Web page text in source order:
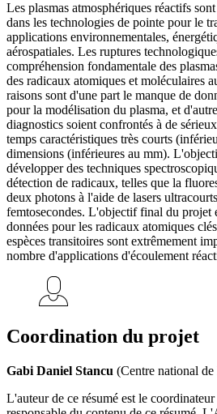
Les plasmas atmosphériques réactifs
dans les technologies de pointe pour le
applications environnementales,
aérospatiales. Les ruptures
compréhension fondamentale des
des radicaux atomiques et moléculaires
raisons sont d'une part le manque de
pour la modélisation du plasma, et
diagnostics soient confrontés à de
temps caractéristiques très courts
dimensions (inférieures au mm).
développer des techniques
détection de radicaux, telles que la
deux photons à l'aide de lasers
femtosecondes. L'objectif final du projet
données pour les radicaux atomiques
espèces transitoires sont extrêmement
nombre d'applications d'écoulement
Coordination du projet
Gabi Daniel Stancu (Centre national
L'auteur de ce résumé est le